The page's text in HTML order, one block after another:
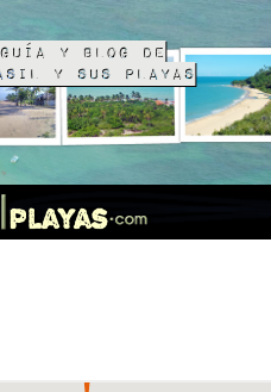
y blog de
y sus playas